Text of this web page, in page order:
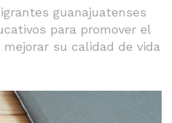
guanajuatenses
para promover el
su calidad de vida